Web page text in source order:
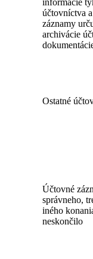
účtovníctva
záznamy
archivácie
Ostatné
Účtovné
správneho,
iného
neskončilo